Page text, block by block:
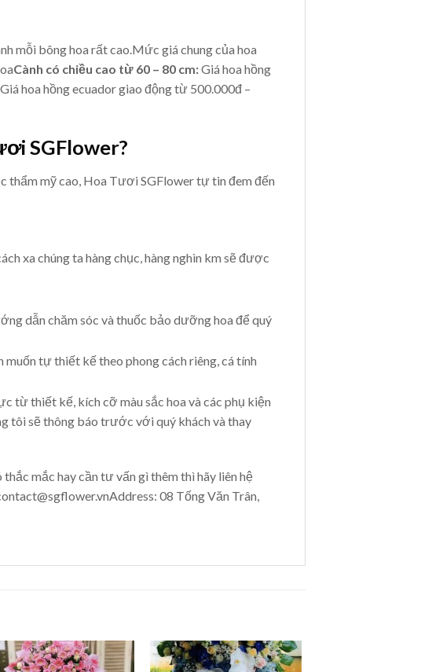
mỗi bông hoa rất cao.Mức giá chung của hoa
Cành có chiều cao từ 60 – 80 cm:Giá hoa hồng
Giá hoa hồng ecuador giao động từ 500.000đ –
SGFlower?
thẩm mỹ cao, Hoa Tươi SGFlower tự tin đem đến
xa chúng ta hàng chục, hàng nghìn km sẽ được
dẫn chăm sóc và thuốc bảo dưỡng hoa để quý
muốn tự thiết kế theo phong cách riêng, cá tính
từ thiết kế, kích cỡ màu sắc hoa và các phụ kiện
tôi sẽ thông báo trước với quý khách và thay
mắc hay cần tư vấn gì thêm thì hãy liên hệ
: 08 Tống Văn Trân,